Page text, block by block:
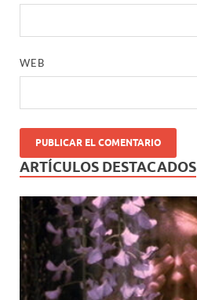
WEB
ARTÍCULOS DESTACADOS